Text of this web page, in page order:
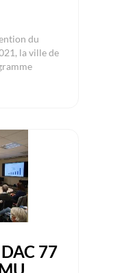
du
la ville de
77